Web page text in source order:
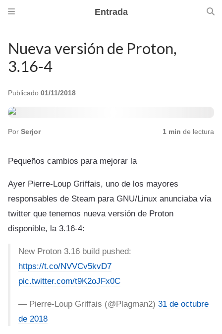
Entrada
Nueva versión de Proton,
3.16-4
Publicado 01/11/2018
Por Serjor 1 min de lectura
Pequeños cambios para mejorar la
Ayer Pierre-Loup Griffais, uno de los mayores
responsables de Steam para GNU/Linux anunciaba vía
twitter que tenemos nueva versión de Proton
disponible, la 3.16-4:
New Proton 3.16 build pushed:
https://t.co/NVVCv5kvD7
pic.twitter.com/t9K2oJFx0C
— Pierre-Loup Griffais (@Plagman2) 31 de octubre
de 2018